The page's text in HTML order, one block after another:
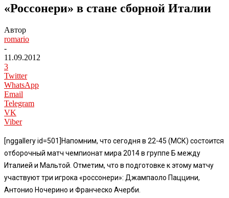
«Россонери» в стане сборной Италии
Автор
romario
-
11.09.2012
3
Twitter
WhatsApp
Email
Telegram
VK
Viber
[nggallery id=501]Напомним, что сегодня в 22-45 (МСК) состоится
отборочный матч чемпионат мира 2014 в группе Б между
Италией и Мальтой. Отметим, что в подготовке к этому матчу
участвуют три игрока «россонери»: Джампаоло Паццини,
Антонио Ночерино и Франческо Ачерби.